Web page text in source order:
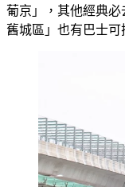
葡京」，其他經典
舊城區」也有巴士